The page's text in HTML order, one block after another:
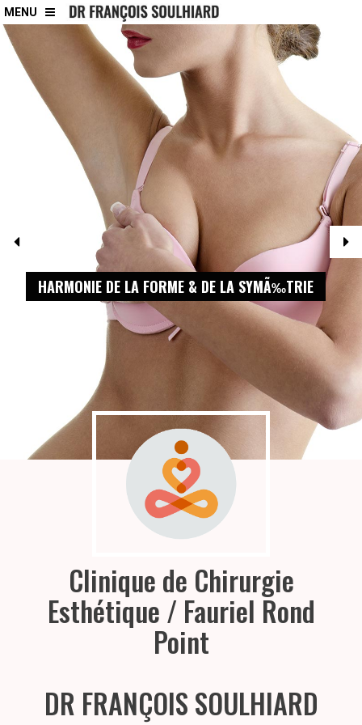
MENU
HARMONIE DE LA FORME & DE LA SYMÃ‰TRIE
Clinique de Chirurgie
Esthétique / Fauriel Rond
Point
DR FRANÇOIS SOULHIARD